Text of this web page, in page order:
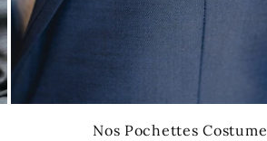
Nos Pochettes Costume